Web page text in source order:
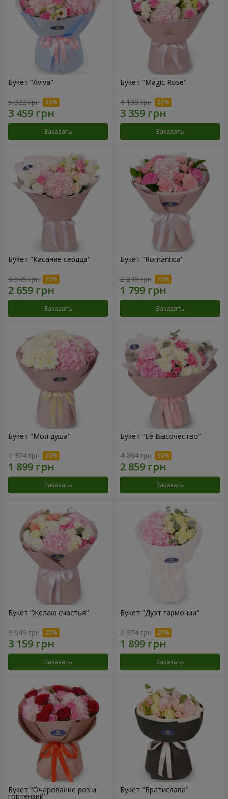
Букет "Aviva"
5 322 грн
Заказать
Букет "Magic Rose"
4 199 грн
Заказать
Букет "Касание сердца"
3 545 грн
Заказать
Букет "Romantica"
2 249 грн
Заказать
Букет "Моя душа"
2 374 грн
Заказать
Букет "Её Высочество"
4 084 грн
Заказать
Букет "Желаю счастья"
3 949 грн
Заказать
Букет "Дуэт гармонии"
2 374 грн
Заказать
Букет "Очарование роз и
гортензий"
Букет "Братислава"